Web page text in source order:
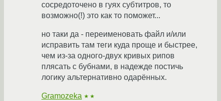
сосредоточено в гуях субтитров, то
возможно(!) это как то поможет...
но таки да - переименовать файл и/или
исправить там теги куда проще и быстрее,
чем из-за одного-двух кривых рипов
плясать с бубнами, в надежде постичь
логику альтернативно одарённых.
Gramozeka ★★